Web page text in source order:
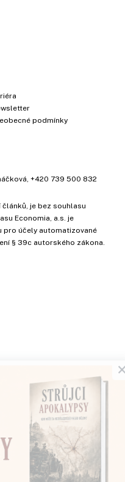
podmínky
+420 739 500 832
je bez souhlasu
Economia, a.s. je
pro účely automatizované
§ 39c autorského zákona.